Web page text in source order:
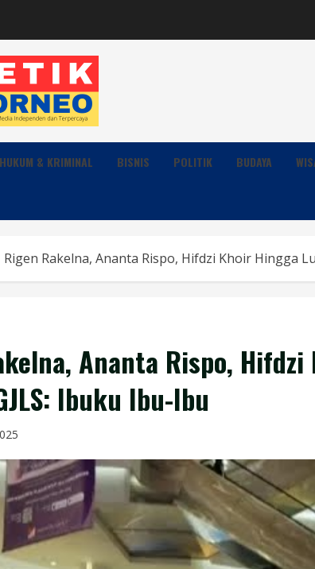
HUKUM & KRIMINAL BISNIS POLITIK BUDAYA
Rigen Rakelna, Ananta Rispo, Hifdzi Khoir Hingga
Ananta Rispo,
Ibuku Ibu-Ibu